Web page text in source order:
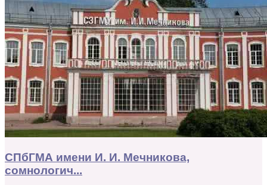
СПбГМА имени И. И. Мечникова,
сомнологич...